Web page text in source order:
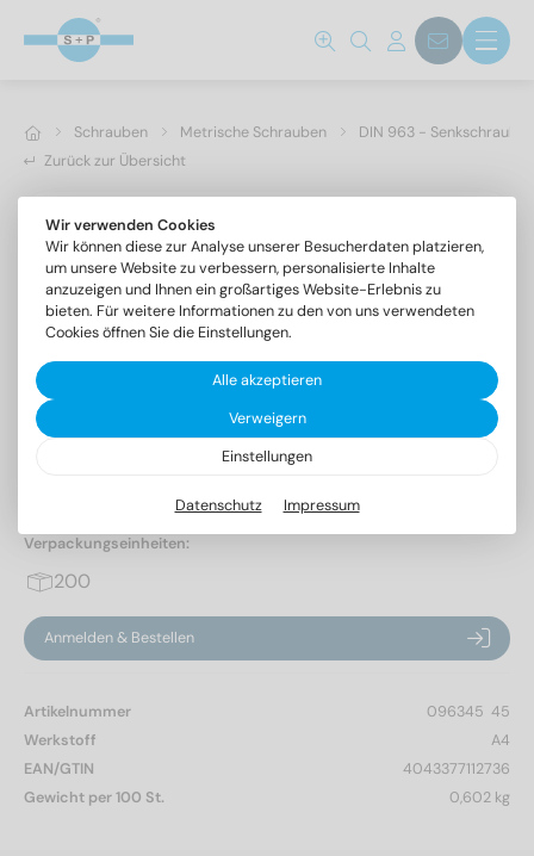
Schrauben Metrische Schrauben
DIN 963 -
Zurück zur Übersicht
DIN 963 A4 M 5X45
Senkschrauben mit Schlitz
Verpackungseinheiten:
200
Anmelden & Bestellen
Artikelnummer
096345  45
Werkstoff
A4
EAN/GTIN
4043377112736
Gewicht per 100 St.
0,602 kg
Wir verwenden Cookies
Wir können diese zur Analyse unserer Besucherdaten platzieren,
um unsere Website zu verbessern, personalisierte Inhalte
anzuzeigen und Ihnen ein großartiges Website-Erlebnis zu
bieten. Für weitere Informationen zu den von uns verwendeten
Cookies öffnen Sie die Einstellungen.
Alle akzeptieren
Verweigern
Einstellungen
Datenschutz Impressum